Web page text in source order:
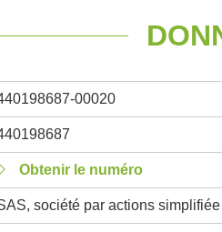
00020
Obtenir le numéro
société par actions simplifiée